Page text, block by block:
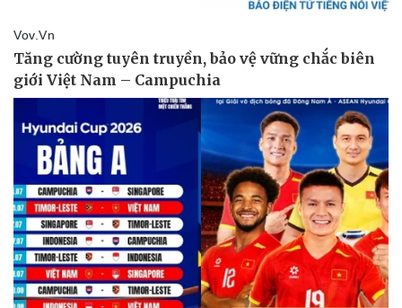
Sức khỏe
Dinh dưỡng - món ngon
Cây thuốc
Đời sống
Nhà đẹp
Blog